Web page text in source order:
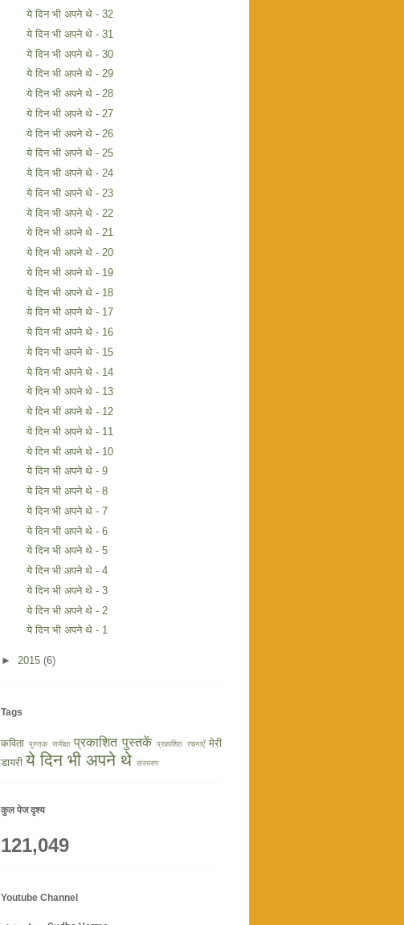
ये दिन भी अपने थे - 32
ये दिन भी अपने थे - 31
ये दिन भी अपने थे - 30
ये दिन भी अपने थे - 29
ये दिन भी अपने थे - 28
ये दिन भी अपने थे - 27
ये दिन भी अपने थे - 26
ये दिन भी अपने थे - 25
ये दिन भी अपने थे - 24
ये दिन भी अपने थे - 23
ये दिन भी अपने थे - 22
ये दिन भी अपने थे - 21
ये दिन भी अपने थे - 20
ये दिन भी अपने थे - 19
ये दिन भी अपने थे - 18
ये दिन भी अपने थे - 17
ये दिन भी अपने थे - 16
ये दिन भी अपने थे - 15
ये दिन भी अपने थे - 14
ये दिन भी अपने थे - 13
ये दिन भी अपने थे - 12
ये दिन भी अपने थे - 11
ये दिन भी अपने थे - 10
ये दिन भी अपने थे - 9
ये दिन भी अपने थे - 8
ये दिन भी अपने थे - 7
ये दिन भी अपने थे - 6
ये दिन भी अपने थे - 5
ये दिन भी अपने थे - 4
ये दिन भी अपने थे - 3
ये दिन भी अपने थे - 2
ये दिन भी अपने थे - 1
► 2015 (6)
Tags
कविता पुस्तक समीक्षा प्रकाशित पुस्तकें प्रकाशित रचनाएँ मेरी
डायरी ये दिन भी अपने थे संस्मरण
कुल पेज दृश्य
121,049
Youtube Channel